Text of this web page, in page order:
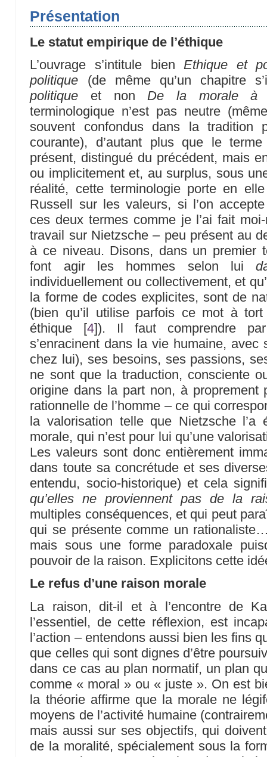
Présentation
Le statut empirique de l’éthique
L’ouvrage s’intitule bien Ethique et
politique (de même qu’un chapitre
politique et non De la morale à
terminologique n’est pas neutre
souvent confondus dans la tradition
courante), d’autant plus que le
présent, distingué du précédent, mais
ou implicitement et, au surplus, sous
réalité, cette terminologie porte en
Russell sur les valeurs, si l’on
ces deux termes comme je l’ai fait
travail sur Nietzsche – peu présent au
à ce niveau. Disons, dans un premier
font agir les hommes selon lui
individuellement ou collectivement, et
la forme de codes explicites, sont de
(bien qu’il utilise parfois ce mot à
éthique [4]). Il faut comprendre
s’enracinent dans la vie humaine,
chez lui), ses besoins, ses passions,
ne sont que la traduction, consciente
origine dans la part non, à proprement
rationnelle de l’homme – ce qui
la valorisation telle que Nietzsche l’a
morale, qui n’est pour lui qu’une
Les valeurs sont donc entièrement
dans toute sa concrétude et ses
entendu, socio-historique) et cela
qu’elles ne proviennent pas de la
multiples conséquences, et qui peut
qui se présente comme un
mais sous une forme paradoxale
pouvoir de la raison. Explicitons cette
Le refus d’une raison morale
La raison, dit-il et à l’encontre de
l’essentiel, de cette réflexion, est
l’action – entendons aussi bien les fins
que celles qui sont dignes d’être
dans ce cas au plan normatif, un plan
comme « moral » ou « juste ». On est
la théorie affirme que la morale ne
moyens de l’activité humaine
mais aussi sur ses objectifs, qui
de la moralité, spécialement sous la